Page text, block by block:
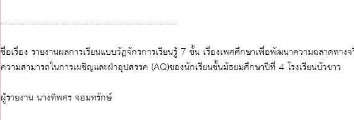
.................................................................................................
ชื่อเรื่อง รายงานผลการเรียนแบบวัฏจักรการเรียนรู้ 7 ขั้น เรื่องเพศศึกษาเพื่อพัฒนาความฉลาดทางจริยธรรม (MQ) และ
ความสามารถในการเผชิญและฝ่าอุปสรรค (AQ)ของนักเรียนชั้นมัธยมศึกษาปีที่ 4 โรงเรียนบัวขาว
ผู้รายงาน นางทิพศร จอมทรักษ์